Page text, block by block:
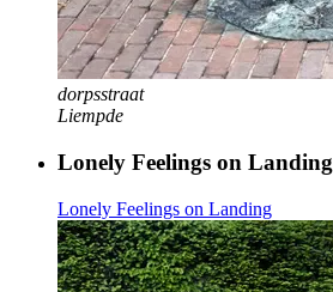
dorpsstraat
Liempde
Lonely Feelings on Landing
Lonely Feelings on Landing